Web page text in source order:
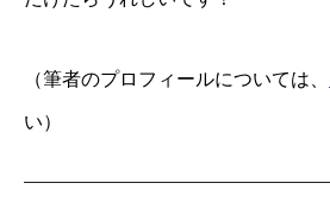
（筆者のプロフィールについては、
い）